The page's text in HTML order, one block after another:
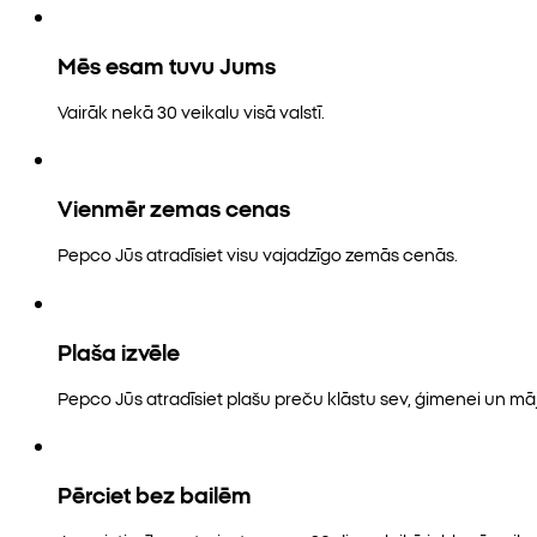
Mēs esam tuvu Jums
Vairāk nekā 30 veikalu visā valstī.
Vienmēr zemas cenas
Pepco Jūs atradīsiet visu vajadzīgo zemās cenās.
Plaša izvēle
Pepco Jūs atradīsiet plašu preču klāstu sev, ģimenei un
Pērciet bez bailēm